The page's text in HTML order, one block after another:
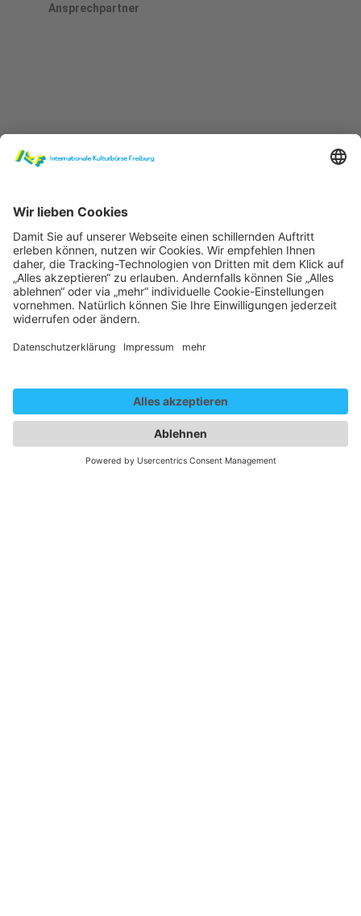
Ansprechpartner
Gender Disclaim
Die auf dieser Website gewählte männliche Form bezieht
sich immer zugleich auf weibliche, männliche und diverse
Personen. Auf eine Mehrfachbezeichnung wird in der